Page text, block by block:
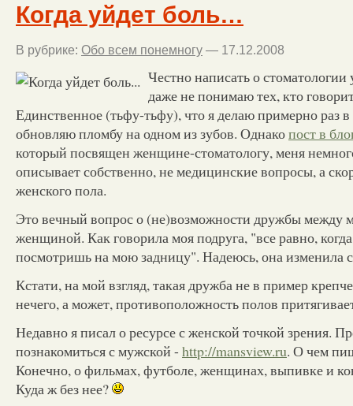
Когда уйдет боль…
В рубрике: Обо всем понемногу — 17.12.2008
Честно написать о
даже не понимаю тех, кто
Единственное (тьфу-тьфу), что я делаю примерно раз в
обновляю пломбу на одном из зубов. Однакопост в
который посвящен женщине-стоматологу, меня
описывает собственно, не медицинские вопросы, а
женского пола.
Это вечный вопрос о (не)возможности дружбы между
женщиной. Как говорила моя подруга, "все равно,
посмотришь на мою задницу". Надеюсь, она изменила
Кстати, на мой взгляд, такая дружба не в пример
нечего, а может, противоположность полов
Недавно я писал о ресурсе с женской точкой зрения.
познакомиться с мужской - http://mansview.ru. О чем
Конечно, о фильмах, футболе, женщинах, выпивке и
Куда ж без нее?